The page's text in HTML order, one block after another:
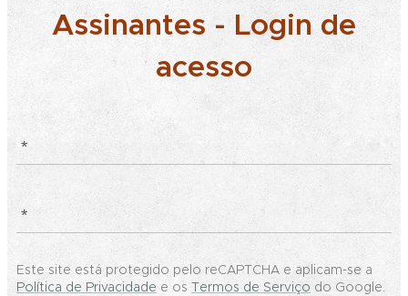
Assinantes - Login de
acesso
Este site está protegido pelo reCAPTCHA e aplicam-se a
Política de Privacidade e os Termos de Serviço do Google.